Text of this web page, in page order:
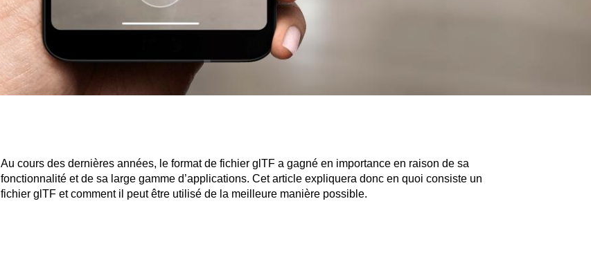
Au cours des dernières années, le format de fichier glTF a gagné en importance en raison de sa
fonctionnalité et de sa large gamme d’applications. Cet article expliquera donc en quoi consiste un
fichier glTF et comment il peut être utilisé de la meilleure manière possible.